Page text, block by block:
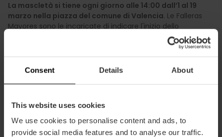
Consent Details About
This website uses cookies
We use cookies to personalise content and ads, to
provide social media features and to analyse our traffic.
La mascletà si tiene ogni giorno alle 14:00 dall’1 al 19
marzo nella piazza del comune di Valencia. Le Falleras
Mayores sono le incaricate di indicare l'inizio dello
spettacolo, dal balcone del comune. È un evento che
attira una gran moltitudine di gente, che comincia a
riunirsi nella piazza del comune già un’ora prima dell’inizio,
soprattutto per le mascletà dei giorni più importanti della
comune, tra le 14:30 e le 15:00
città.